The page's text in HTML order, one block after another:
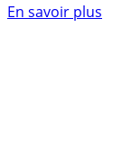
En savoir plus